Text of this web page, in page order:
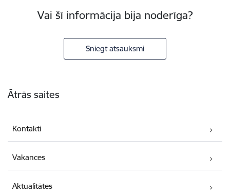
Vai šī informācija bija noderīga?
Sniegt atsauksmi
Ātrās saites
Kontakti
Vakances
Aktualitātes